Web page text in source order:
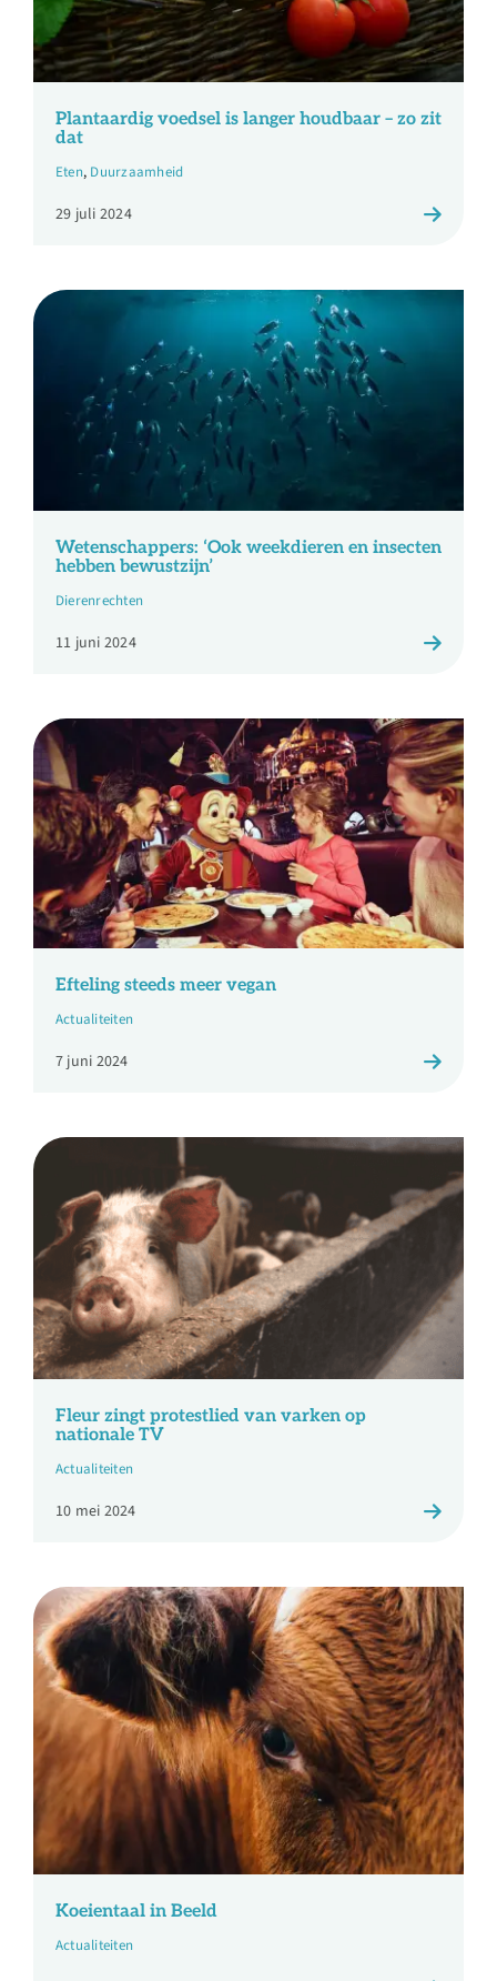
Plantaardig voedsel is langer houdbaar – zo zit
dat
Eten, Duurzaamheid
29 juli 2024
Wetenschappers: ‘Ook weekdieren en insecten
hebben bewustzijn’
Dierenrechten
11 juni 2024
Efteling steeds meer vegan
Actualiteiten
7 juni 2024
Fleur zingt protestlied van varken op
nationale TV
Actualiteiten
10 mei 2024
Koeientaal in Beeld
Actualiteiten